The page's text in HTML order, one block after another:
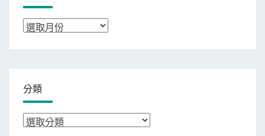
彙
分類
分